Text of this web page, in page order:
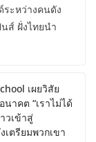
ระหว่างคนดัง
ส์ ฝั่งไทยนำ
เผยวิสัย
าคต “เราไม่ได้
วเข้าสู่
ตรียมพวกเขา